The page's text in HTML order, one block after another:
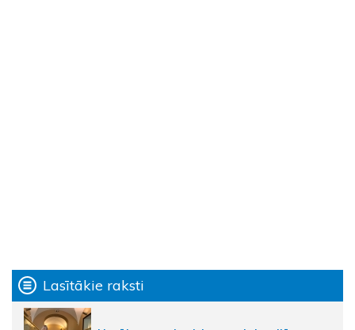
Lasītākie raksti